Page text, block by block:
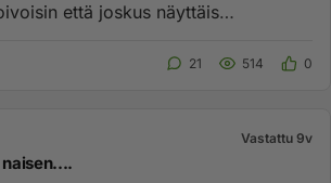
että joskus näyttäis
21 514 0
Vastattu 9v